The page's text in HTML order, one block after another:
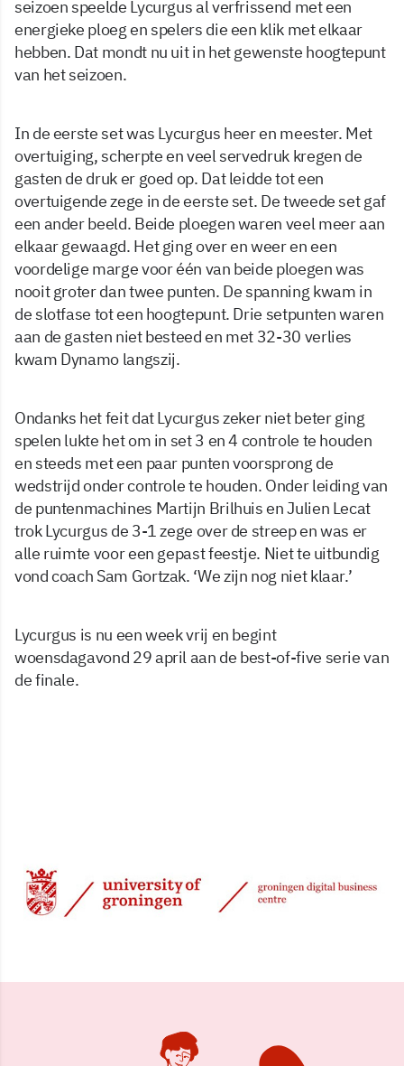
seizoen speelde Lycurgus al verfrissend met een
energieke ploeg en spelers die een klik met elkaar
hebben. Dat mondt nu uit in het gewenste hoogtepunt
van het seizoen.
In de eerste set was Lycurgus heer en meester. Met
overtuiging, scherpte en veel servedruk kregen de
gasten de druk er goed op. Dat leidde tot een
overtuigende zege in de eerste set. De tweede set gaf
een ander beeld. Beide ploegen waren veel meer aan
elkaar gewaagd. Het ging over en weer en een
voordelige marge voor één van beide ploegen was
nooit groter dan twee punten. De spanning kwam in
de slotfase tot een hoogtepunt. Drie setpunten waren
aan de gasten niet besteed en met 32-30 verlies
kwam Dynamo langszij.
Ondanks het feit dat Lycurgus zeker niet beter ging
spelen lukte het om in set 3 en 4 controle te houden
en steeds met een paar punten voorsprong de
wedstrijd onder controle te houden. Onder leiding van
de puntenmachines Martijn Brilhuis en Julien Lecat
trok Lycurgus de 3-1 zege over de streep en was er
alle ruimte voor een gepast feestje. Niet te uitbundig
vond coach Sam Gortzak. ‘We zijn nog niet klaar.’
Lycurgus is nu een week vrij en begint
woensdagavond 29 april aan de best-of-five serie van
de finale.
23 apr 2026, 08:57